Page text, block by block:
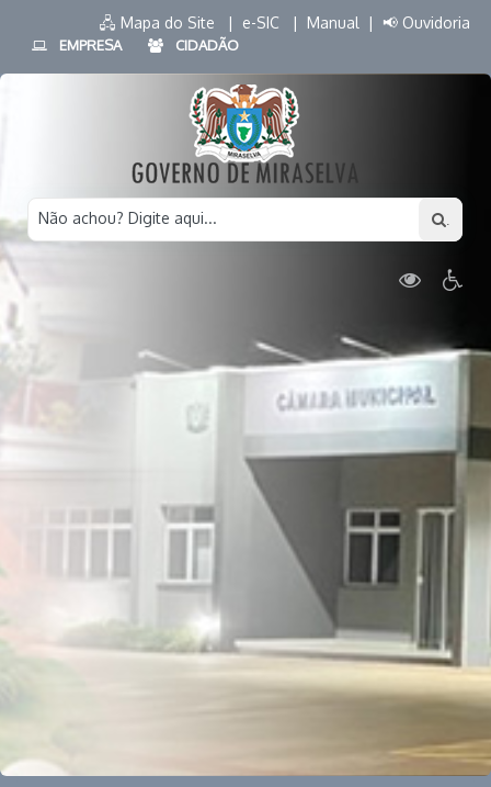
🖧 Mapa do Site | e-SIC | Manual | 📢 Ouvidoria
EMPRESA CIDADÃO
Não achou? Digite aqui...